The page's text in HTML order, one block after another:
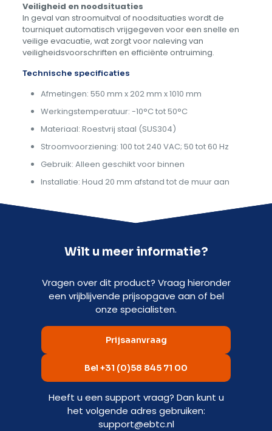
Veiligheid en noodsituaties
In geval van stroomuitval of noodsituaties wordt de
tourniquet automatisch vrijgegeven voor een snelle en
veilige evacuatie, wat zorgt voor naleving van
veiligheidsvoorschriften en efficiënte ontruiming.
Technische specificaties
Afmetingen: 550 mm x 202 mm x 1010 mm
Werkingstemperatuur: -10°C tot 50°C
Materiaal: Roestvrij staal (SUS304)
Stroomvoorziening: 100 tot 240 VAC; 50 tot 60 Hz
Gebruik: Alleen geschikt voor binnen
Installatie: Houd 20 mm afstand tot de muur aan
Wilt u meer informatie?
Vragen over dit product? Vraag hieronder
een vrijblijvende prijsopgave aan of bel
onze specialisten.
Prijsaanvraag
Bel +31 (0)58 845 71 00
Heeft u een support vraag? Dan kunt u
het volgende adres gebruiken:
support@ebtc.nl